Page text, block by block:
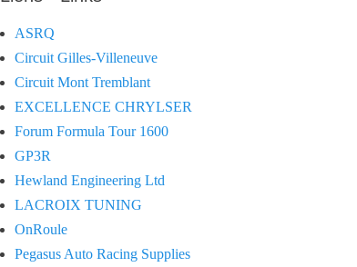
ASRQ
Circuit Gilles-Villeneuve
Circuit Mont Tremblant
EXCELLENCE CHRYLSER
Forum Formula Tour 1600
GP3R
Hewland Engineering Ltd
LACROIX TUNING
OnRoule
Pegasus Auto Racing Supplies